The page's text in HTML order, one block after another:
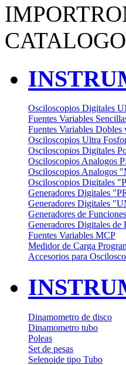
CATALOGO
Osciloscopios Digitales
Fuentes Variables
Fuentes Variables Dobles
Osciloscopios Ultra
Osciloscopios Digitales
Osciloscopios Analogos
Osciloscopios Analogos
Osciloscopios Digitales
Generadores Digitales
Generadores Digitales
Generadores de
Generadores Digitales de
Fuentes Variables MCP
Medidor de Carga
Accesorios para
Dinamometro de disco
Dinamometro tubo
Poleas
Set de pesas
Selenoide tipo Tubo